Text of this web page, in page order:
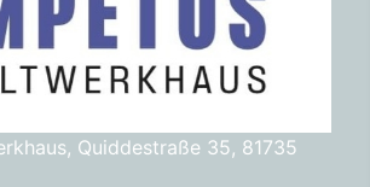
Quiddestraße 35, 81735